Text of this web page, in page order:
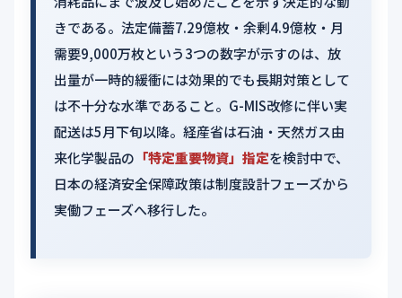
きである。法定備蓄7.29億枚・余剰4.9億枚・月
需要9,000万枚という3つの数字が示すのは、放
出量が一時的緩衝には効果的でも長期対策として
は不十分な水準であること。G-MIS改修に伴い実
配送は5月下旬以降。経産省は石油・天然ガス由
来化学製品の 「特定重要物資」指定を検討中で、
日本の経済安全保障政策は制度設計フェーズから
実働フェーズへ移行した。